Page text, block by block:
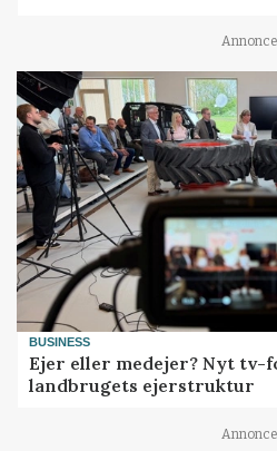
Annonce
BUSINESS
Ejer eller medejer? Nyt
landbrugets ejerstruktur
Annonce